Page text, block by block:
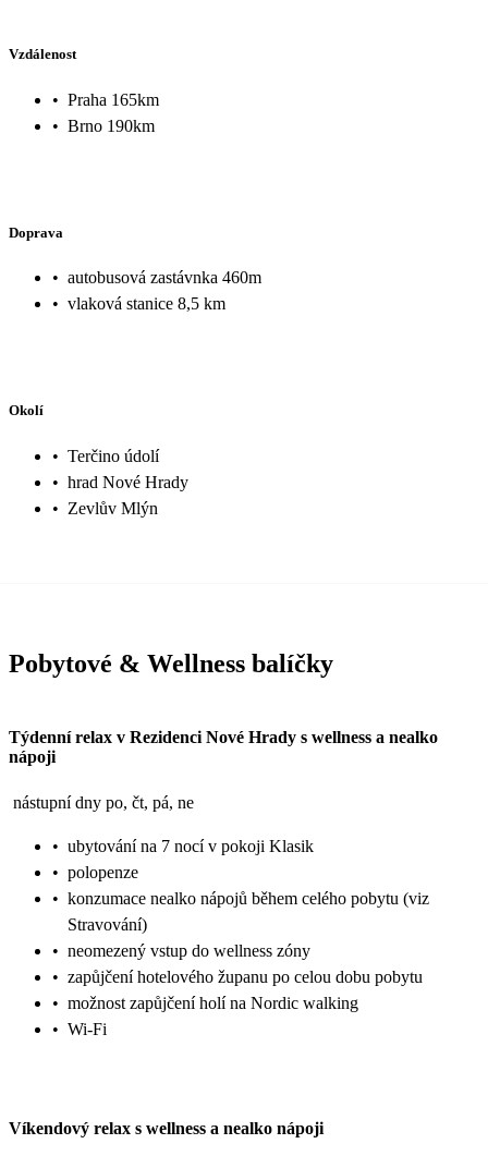
Vzdálenost
• Praha 165km
• Brno 190km
Doprava
• autobusová zastávnka 460m
• vlaková stanice 8,5 km
Okolí
• Terčino údolí
• hrad Nové Hrady
• Zevlův Mlýn
Pobytové & Wellness balíčky
Týdenní relax v Rezidenci Nové Hrady s wellness a nealko
nápoji
nástupní dny po, čt, pá, ne
• ubytování na 7 nocí v pokoji Klasik
• polopenze
• konzumace nealko nápojů během celého pobytu (viz
Stravování)
• neomezený vstup do wellness zóny
• zapůjčení hotelového županu po celou dobu pobytu
• možnost zapůjčení holí na Nordic walking
• Wi-Fi
Víkendový relax s wellness a nealko nápoji